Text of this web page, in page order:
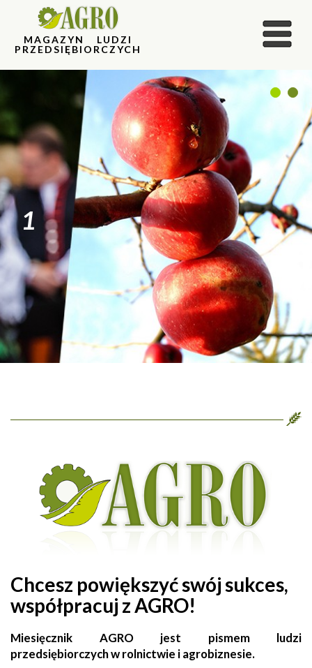
MAGAZYN LUDZI
PRZEDSIĘBIORCZYCH
1
1 2
Chcesz powiększyć swój sukces,
współpracuj z AGRO!
Miesięcznik AGRO jest pismem ludzi
przedsiębiorczych w rolnictwie i agrobiznesie.